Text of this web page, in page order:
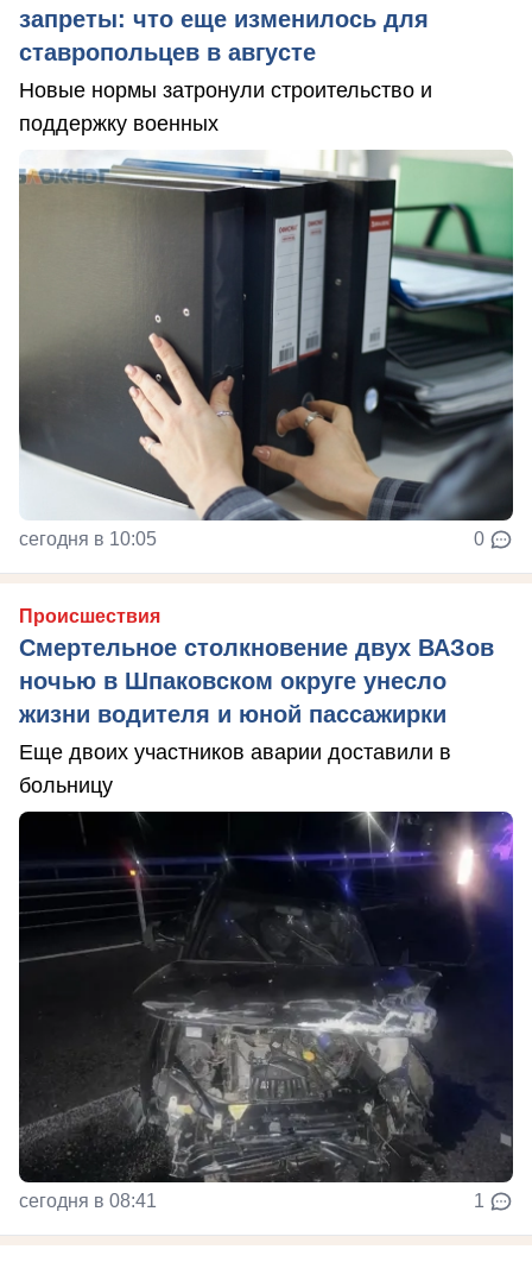
запреты: что еще изменилось для
ставропольцев в августе
Новые нормы затронули строительство и
поддержку военных
сегодня в 10:05 0
Происшествия
Смертельное столкновение двух ВАЗов
ночью в Шпаковском округе унесло
жизни водителя и юной пассажирки
Еще двоих участников аварии доставили в
больницу
сегодня в 08:41 1